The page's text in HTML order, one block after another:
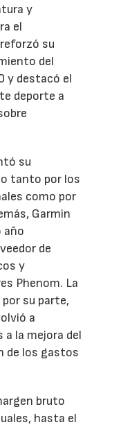
y
el
su
del
y destacó el
deporte a
su
tanto por los
como por
Garmin
año
de
y
Phenom. La
su parte,
a
la mejora del
de los gastos
bruto
hasta el